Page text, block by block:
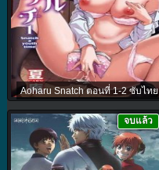
Aoharu Snatch ตอนที่ 1-2 ซับไทย
จบแล้ว